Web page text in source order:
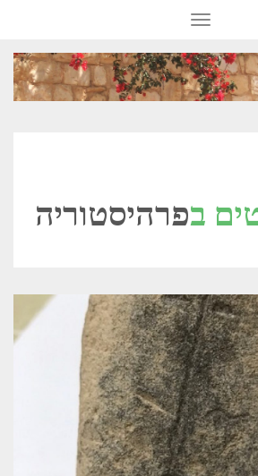
תפריט
בפרהיסטוריה